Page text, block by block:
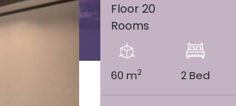
Floor 20
Rooms
60 m2 2 Bed